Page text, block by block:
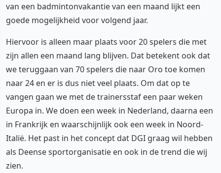
van een badmintonvakantie van een maand lijkt een
goede mogelijkheid voor volgend jaar.
Hiervoor is alleen maar plaats voor 20 spelers die met
zijn allen een maand lang blijven. Dat betekent ook dat
we teruggaan van 70 spelers die naar Oro toe komen
naar 24 en er is dus niet veel plaats. Om dat op te
vangen gaan we met de trainersstaf een paar weken
Europa in. We doen een week in Nederland, daarna een
in Frankrijk en waarschijnlijk ook een week in Noord-
Italië. Het past in het concept dat DGI graag wil hebben
als Deense sportorganisatie en ook in de trend die wij
zien.